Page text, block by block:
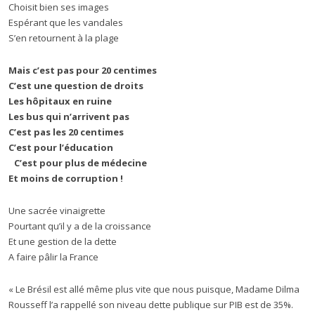
Choisit bien ses images
Espérant que les vandales
S’en retournent à la plage
Mais c’est pas pour 20 centimes
C’est une question de droits
Les hôpitaux en ruine
Les bus qui n’arrivent pas
C’est pas les 20 centimes
C’est pour l’éducation
C’est pour plus de médecine
Et moins de corruption !
Une sacrée vinaigrette
Pourtant qu’il y a de la croissance
Et une gestion de la dette
A faire pâlir la France
« Le Brésil est allé même plus vite que nous puisque, Madame Dilma
Rousseff l’a rappellé son niveau dette publique sur PIB est de 35%.